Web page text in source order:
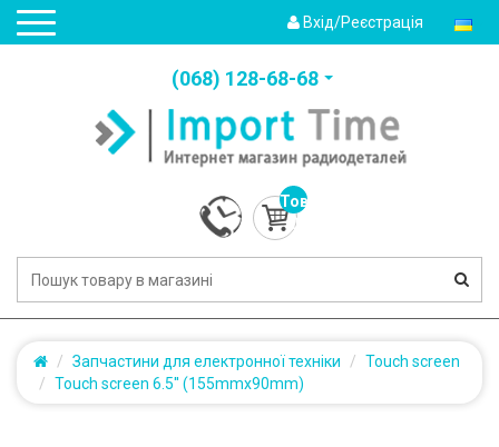
Вхід/Реєстрація
(‎068) 128-68-68
Товарів:
0
(0.0грн.)
Запчастини для електронної техніки
Touch screen
Touch screen 6.5'' (155mmx90mm)